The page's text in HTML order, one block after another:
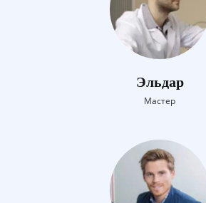
Эльдар
Мастер